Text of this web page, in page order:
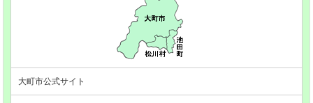
大町市公式サイト